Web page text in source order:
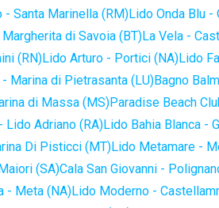
- Santa Marinella (RM)Lido Onda Blu -
di Savoia (BT)La Vela -
(RN)Lido Arturo - Portici (NA)Lido
Marina di Pietrasanta (LU)Bagno
di Massa (MS)Paradise Beach
Lido Adriano (RA)Lido Bahia Blanca -
Di Pisticci (MT)Lido Metamare -
(SA)Cala San Giovanni -
- Meta (NA)Lido Moderno -